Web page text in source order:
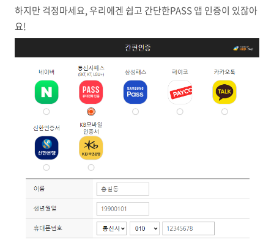
하지만 걱정마세요, 우리에겐 쉽고 간단한PASS 앱 인증이 있잖아
요!